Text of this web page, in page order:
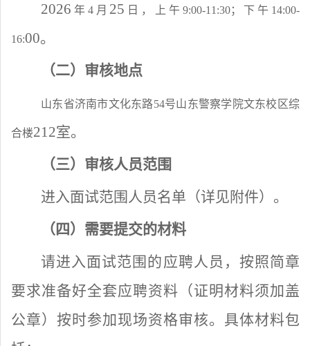
2026 年 4月 25 日，上午 9:00-11:30；下午14:00-
16:00。
（二）审核地点
山东省济南市文化东路54号山东警察学院文东校区综
合楼212室。
（三）审核人员范围
进入面试范围人员名单（详见附件）。
（四）需要提交的材料
请进入面试范围的应聘人员，按照简章
要求准备好全套应聘资料（证明材料须加盖
公章）按时参加现场资格审核。具体材料包